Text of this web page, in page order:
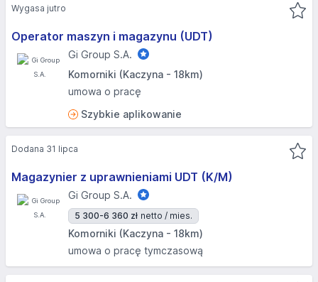
Operator maszyn i magazynu (UDT)
Gi Group S.A.
Komorniki (Kaczyna - 18km)
umowa o pracę
Szybkie aplikowanie
Wygasa jutro
Magazynier z uprawnieniami UDT (K/M)
Gi Group S.A.
5 300-6 360 zł netto / mies.
Komorniki (Kaczyna - 18km)
umowa o pracę tymczasową
Dodana 31 lipca